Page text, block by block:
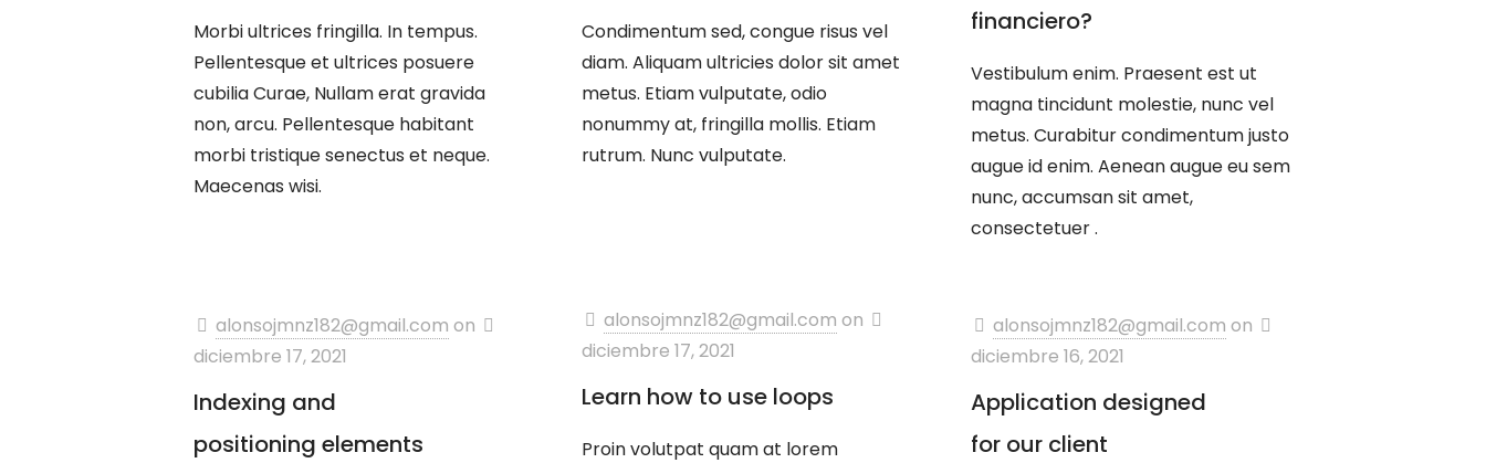
Morbi ultrices fringilla. In tempus.
Pellentesque et ultrices posuere
cubilia Curae, Nullam erat gravida
non, arcu. Pellentesque habitant
morbi tristique senectus et neque.
Maecenas wisi.
Condimentum sed, congue risus vel
diam. Aliquam ultricies dolor sit amet
metus. Etiam vulputate, odio
nonummy at, fringilla mollis. Etiam
rutrum. Nunc vulputate.
financiero?
Vestibulum enim. Praesent est ut
magna tincidunt molestie, nunc vel
metus. Curabitur condimentum justo
augue id enim. Aenean augue eu sem
nunc, accumsan sit amet,
consectetuer .
alonsojmnz182@gmail.com on
diciembre 17, 2021
Indexing and
positioning elements
alonsojmnz182@gmail.com on
diciembre 17, 2021
Learn how to use loops
Proin volutpat quam at lorem
alonsojmnz182@gmail.com on
diciembre 16, 2021
Application designed
for our client